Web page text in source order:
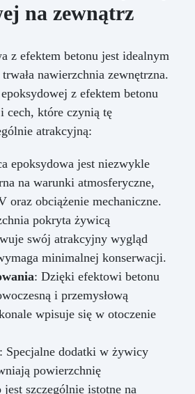
na zewnątrz
z efektem betonu jest idealnym
nawierzchnia zewnętrzna.
z efektem betonu
cech, które czynią tę
atrakcyjną:
epoksydowa jest niezwykle
na warunki atmosferyczne,
oraz obciążenie mechaniczne.
pokryta żywicą
swój atrakcyjny wygląd
minimalnej konserwacji.
: Dzięki efektowi betonu
i przemysłową
wpisuje się w otoczenie
: Specjalne dodatki w żywicy
powierzchnię
szczególnie istotne na